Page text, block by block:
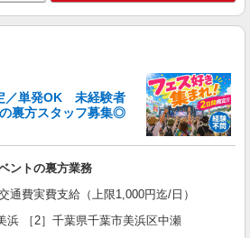
／単発OK 未経験者
裏方スタッフ募集◎
ントの裏方業務
通費実費支給（上限1,000円迄/日）
浜 ［2］千葉県千葉市美浜区中瀬